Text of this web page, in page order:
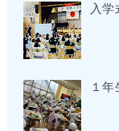
入学
１